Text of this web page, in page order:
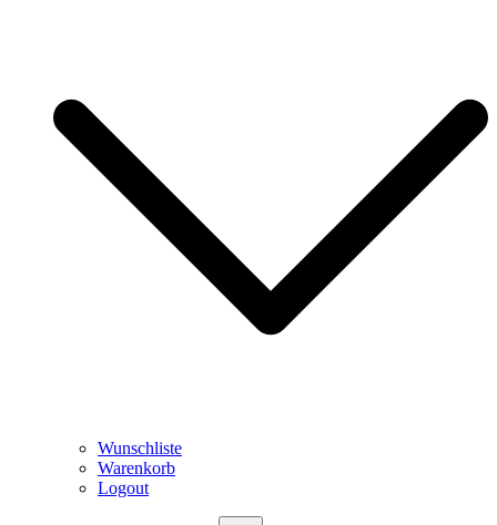
Wunschliste
Warenkorb
Logout